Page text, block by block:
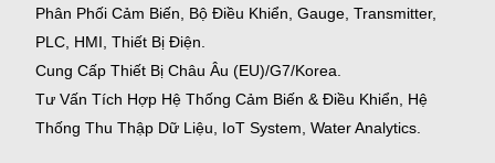
Phân Phối Cảm Biến, Bộ Điều Khiển, Gauge, Transmitter,
PLC, HMI, Thiết Bị Điện.
Cung Cấp Thiết Bị Châu Âu (EU)/G7/Korea.
Tư Vấn Tích Hợp Hệ Thống Cảm Biến & Điều Khiển, Hệ
Thống Thu Thập Dữ Liệu, IoT System, Water Analytics.